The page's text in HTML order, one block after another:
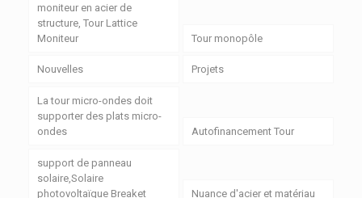
moniteur en acier de
structure, Tour Lattice
Moniteur
Tour monopôle
Nouvelles Projets
La tour micro-ondes doit
supporter des plats micro-
ondes
Autofinancement Tour
support de panneau
solaire,Solaire
photovoltaïque Breaket
Nuance d'acier et matériau